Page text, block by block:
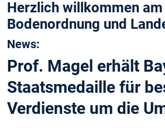
Herzlich willkommen
Bodenordnung und
News:
Prof. Magel erhält
Staatsmedaille für
Verdienste um die